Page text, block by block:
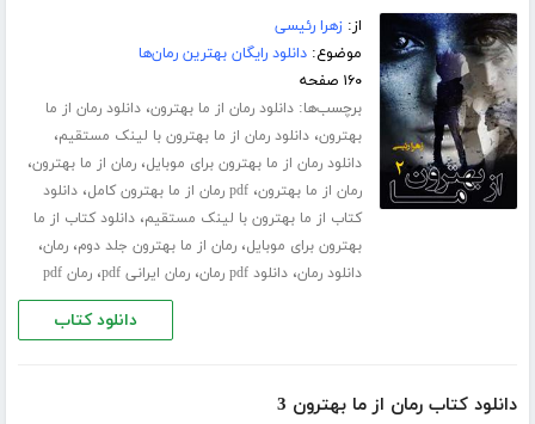
از:زهرا رئیسی
موضوع:دانلود رایگان بهترین رمان‌ها
۱۶۰ صفحه
برچسب‌ها:دانلود رمان از ما بهترون،دانلود رمان از ما
بهترون،دانلود رمان از ما بهترون با لینک مستقیم،
دانلود رمان از ما بهترون برای موبایل،رمان از ما بهترون،
رمان از ما بهترون،pdf رمان از ما بهترون کامل ،دانلود
کتاب از ما بهترون با لینک مستقیم،دانلود کتاب از ما
بهترون برای موبایل،رمان از ما بهترون جلد دوم،رمان،
دانلود رمان،دانلود pdf رمان ،رمان ایرانی pdf ،رمان pdf
دانلود کتاب
دانلود کتاب رمان از ما بهترون 3